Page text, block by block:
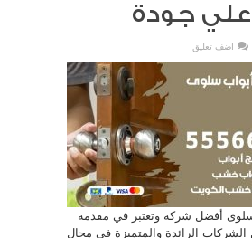
جودة
اضف تعليق
أفضل شركة وتعتبر في مقدمة
الرائدة والمتميزة في مجال